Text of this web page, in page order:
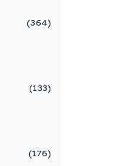
364
133
176